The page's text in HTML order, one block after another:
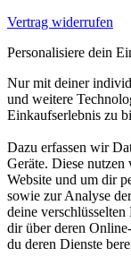
Vertrag widerrufen
Personalisiere dein
Nur mit deiner
und weitere
Einkaufserlebnis zu
Dazu erfassen wir
Geräte. Diese
Website und um dir
sowie zur Analyse
deine
dir über deren
du deren Dienste